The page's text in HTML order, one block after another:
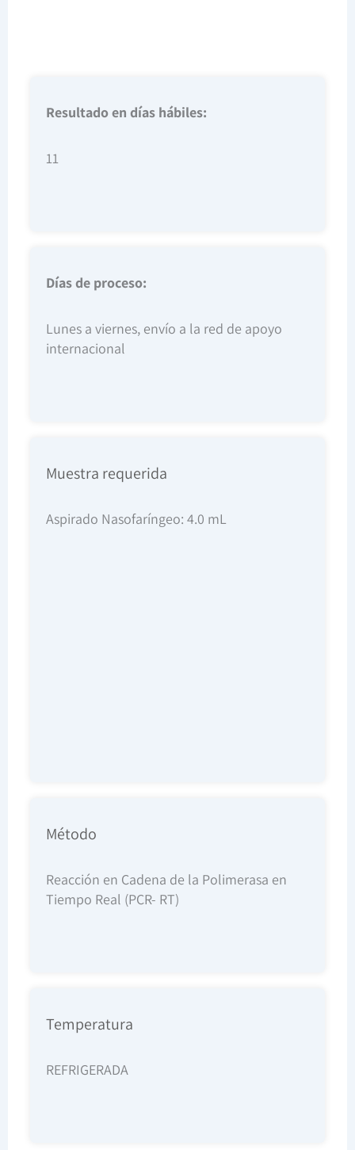
Resultado en días hábiles:
11
Días de proceso:
Lunes a viernes, envío a la red de apoyo
internacional
Muestra requerida
Aspirado Nasofaríngeo: 4.0 mL
Método
Reacción en Cadena de la Polimerasa en
Tiempo Real (PCR- RT)
Temperatura
REFRIGERADA